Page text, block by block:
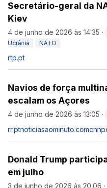
Secretário-geral da
Kiev
4 de junho de 2026 às 14:35 ·
Ucrânia
NATO
rtp.pt
Navios de força
escalam os Açores
4 de junho de 2026 às 13:05 ·
rr.ptnoticiasaominuto.com
Donald Trump
em julho
3 de junho de 2026 às 20:06 ·